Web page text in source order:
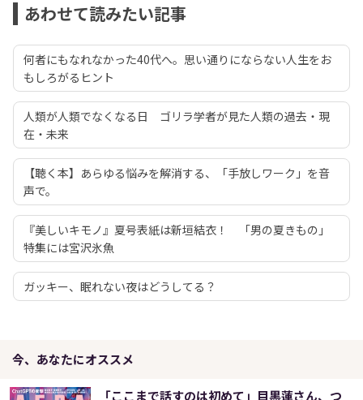
あわせて読みたい記事
何者にもなれなかった40代へ。思い通りにならない人生をお
もしろがるヒント
人類が人類でなくなる日 ゴリラ学者が見た人類の過去・現
在・未来
【聴く本】あらゆる悩みを解消する、「手放しワーク」を音
声で。
『美しいキモノ』夏号表紙は新垣結衣！ 「男の夏きもの」
特集には宮沢氷魚
ガッキー、眠れない夜はどうしてる？
今、あなたにオススメ
「ここまで話すのは初めて」目黒蓮さん、つ